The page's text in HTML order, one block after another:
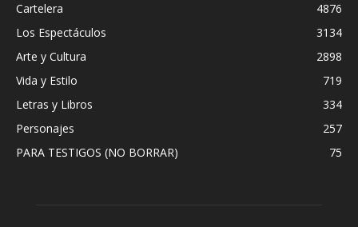
Cartelera
4876
Los Espectáculos
3134
Arte y Cultura
2898
Vida y Estilo
719
Letras y Libros
334
Personajes
257
PARA TESTIGOS (NO BORRAR)
75